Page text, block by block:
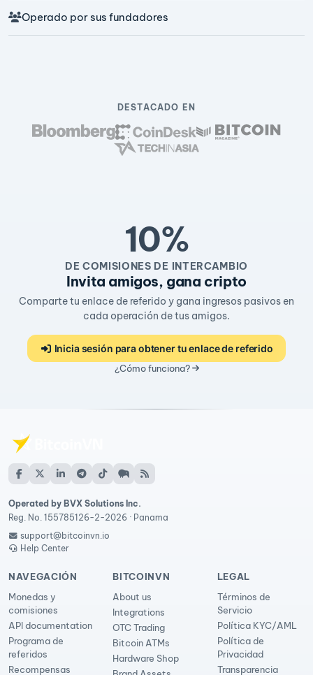
Operado por sus fundadores
DESTACADO EN
10%
DE COMISIONES DE INTERCAMBIO
Invita amigos, gana cripto
Comparte tu enlace de referido y gana ingresos pasivos en
cada operación de tus amigos.
Inicia sesión para obtener tu enlace de referido
¿Cómo funciona?
Operated by BVX Solutions Inc.
Reg. No. 155785126-2-2026 · Panama
support@bitcoinvn.io
Help Center
NAVEGACIÓN
Monedas y
comisiones
API documentation
Programa de
referidos
Recompensas
BITCOINVN
About us
Integrations
OTC Trading
Bitcoin ATMs
Hardware Shop
LEGAL
Términos de
Servicio
Política KYC/AML
Política de
Privacidad
Transparencia